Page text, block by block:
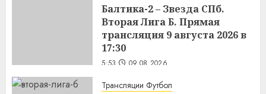
Балтика-2 – Звезда СПб.
Вторая Лига Б. Прямая
трансляция 9 августа 2026 в
17:30
5:53 09.08.2026
Трансляции Футбол